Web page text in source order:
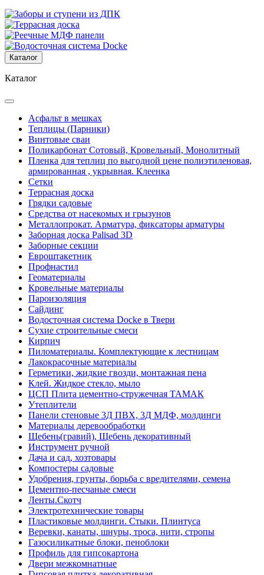
Каталог
Каталог
Асфальт в мешках
Теплицы (Парники)
Винтовые сваи
Поликарбонат Сотовый, Кровельный, Монолитный
Пленка для теплиц по выгодной цене полиэтиленовая,
армированная , укрывная. Клеенка
Сетки
Террасная доска
Грядки садовые
Средства от насекомых и грызунов
Металлопрокат. Арматура, фиксаторы арматуры
Заборная доска Palisad 3D
Заборные секции
Евроштакетник
Профнастил
Геоматериалы
Кровельные материалы
Пароизоляция
Сайдинг
Водосточная система Docke в Твери
Сухие строительные смеси
Кирпич
Пиломатериалы. Комплектующие к лестницам
Лакокрасочные материалы
Герметики, жидкие гвозди, монтажная пена
Клей. Жидкое стекло, мыло
ЦСП Плита цементно-стружечная ТАМАК
Утеплители
Панели стеновые 3Д ПВХ, 3Д МДФ, молдинги
Материалы деревообработки
Щебень(гравий), Щебень декоративный
Инструмент ручной
Дача и сад, хозтовары
Компостеры садовые
Удобрения, грунты, борьба с вредителями, семена
Цементно-песчаные смеси
Ленты.Скотч
Электротехнические товары
Пластиковые молдинги. Стыки. Плинтуса
Веревки, канаты, шнуры, троса, нити, стропы
Газосиликатные блоки, пеноблоки
Профиль для гипсокартона
Двери межкомнатные